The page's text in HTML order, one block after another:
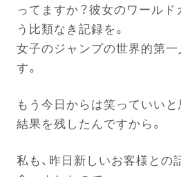
ってますか？彼女のワール
う比類なき記録を。
女子のジャンプの世界的第
す。
もう今日からは笑っていいと
結果を残したんですから。
私も、昨日新しいお客様との